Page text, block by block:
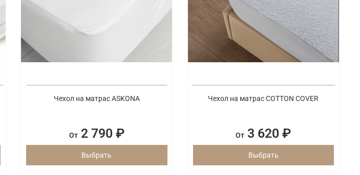
Чехол на матрас ASKONA
От2 790 ₽
Выбрать
Чехол на матрас COTTON COVER
От 3 620 ₽
Выбрать